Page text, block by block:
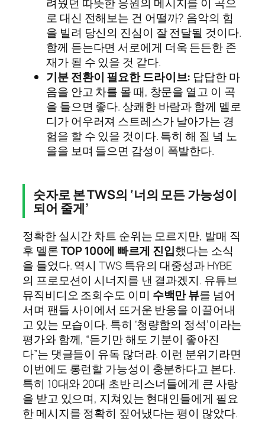
로 대신 전해보는 건 어떨까? 음악의 힘
을 빌려 당신의 진심이 잘 전달될 것이다.
함께 듣는다면 서로에게 더욱 든든한 존
재가 될 수 있을 것 같다.
기분 전환이 필요한 드라이브: 답답한 마
음을 안고 차를 몰 때, 창문을 열고 이 곡
을 들으면 좋다. 상쾌한 바람과 함께 멜로
디가 어우러져 스트레스가 날아가는 경
험을 할 수 있을 것이다. 특히 해 질 녘 노
을을 보며 들으면 감성이 폭발한다.
숫자로 본 TWS의 ‘너의 모든 가능성이
되어 줄게’
정확한 실시간 차트 순위는 모르지만, 발매 직
후 멜론TOP 100에 빠르게 진입했다는 소식
을 들었다. 역시 TWS 특유의 대중성과 HYBE
의 프로모션이 시너지를 낸 결과겠지. 유튜브
뮤직비디오 조회수도 이미 수백만 뷰를 넘어
서며 팬들 사이에서 뜨거운 반응을 이끌어내
고 있는 모습이다. 특히 ‘청량함의 정석’이라는
평가와 함께, “듣기만 해도 기분이 좋아진
다”는 댓글들이 유독 많더라. 이런 분위기라면
이번에도 롱런할 가능성이 충분하다고 본다.
특히 10대와 20대 초반 리스너들에게 큰 사랑
을 받고 있으며, 지쳐있는 현대인들에게 필요
한 메시지를 정확히 짚어냈다는 평이 많았다.